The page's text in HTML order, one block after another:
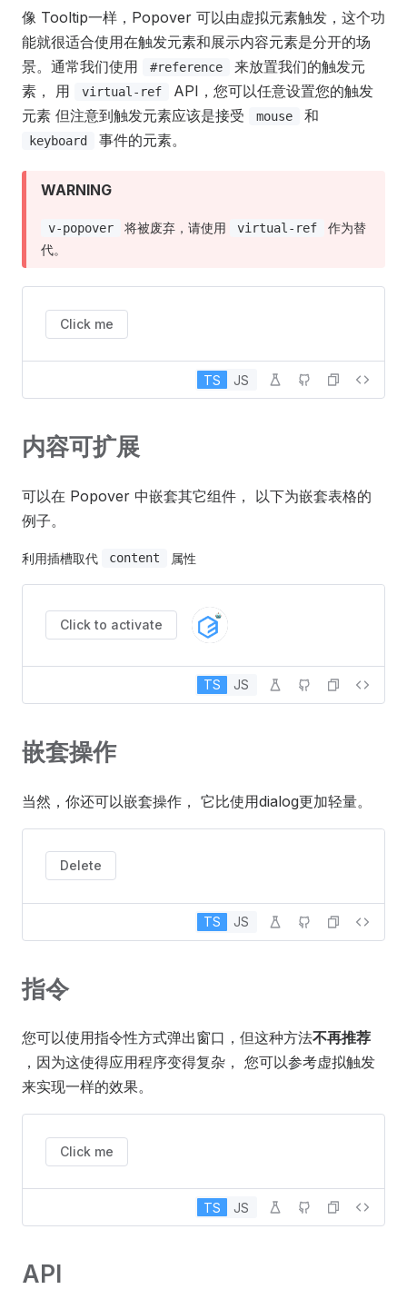
像 Tooltip一样，Popover 可以由虚拟元素触发，这个功
能就很适合使用在触发元素和展示内容元素是分开的场
景。通常我们使用
#reference
来放置我们的触发元
素， 用
virtual-ref
API，您可以任意设置您的触发
元素 但注意到触发元素应该是接受
mouse 和
keyboard 事件的元素。
WARNING
v-popover 将被废弃，请使用 virtual-ref
作为替
代。
Click me
TS JS
内容可扩展
可以在 Popover 中嵌套其它组件， 以下为嵌套表格的
例子。
利用插槽取代 content 属性
Click to activate
TS JS
嵌套操作
当然，你还可以嵌套操作， 它比使用dialog更加轻量。
Delete
TS JS
指令
您可以使用指令性方式弹出窗口，但这种方法不再推荐
，因为这使得应用程序变得复杂， 您可以参考虚拟触发
来实现一样的效果。
Click me
TS JS
API